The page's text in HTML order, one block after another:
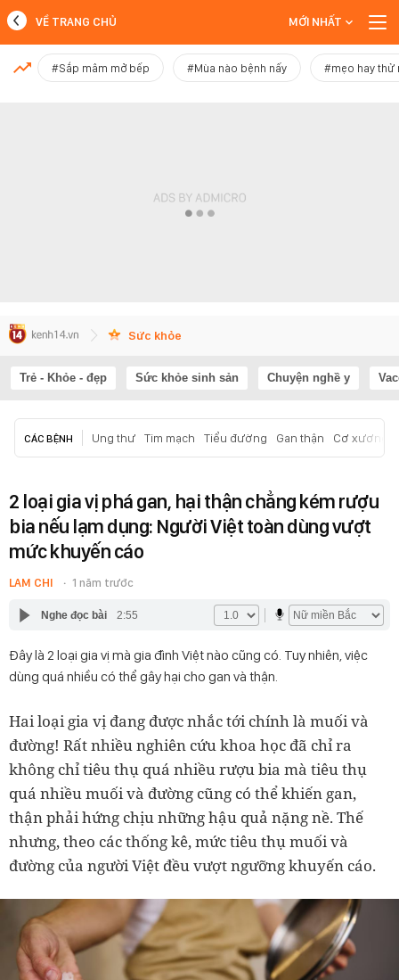
MỚI NHẤT
VỀ TRANG CHỦ MỚI NHẤT
#Sắp mâm mở bếp #Mùa nào bệnh nấy #mẹo hay thử
Sức khỏe
Trẻ - Khỏe - đẹp Sức khỏe sinh sản Chuyện nghề y
CÁC BỆNH Ung thư Tim mạch Tiểu đường Gan thận Cơ xương
2 loại gia vị phá gan, hại thận chẳng kém rượu
bia nếu lạm dụng: Người Việt toàn dùng vượt
mức khuyến cáo
LAM CHI 1 năm trước
Nghe đọc bài 2:55
Đây là 2 loại gia vị mà gia đình Việt nào cũng có. Tuy nhiên, việc
dùng quá nhiều có thể gây hại cho gan và thận.
Hai loại gia vị đang được nhắc tới chính là muối và
đường! Rất nhiều nghiên cứu khoa học đã chỉ ra
không chỉ tiêu thụ quá nhiều rượu bia mà tiêu thụ
quá nhiều muối và đường cũng có thể khiến gan,
thận phải hứng chịu những hậu quả nặng nề. Thế
nhưng, theo các thống kê, mức tiêu thụ muối và
đường của người Việt đều vượt ngưỡng khuyến cáo.